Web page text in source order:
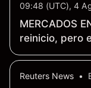
09:48 (UTC), 4
MERCADOS
reinicio, pero
intacto»,
Reuters News •